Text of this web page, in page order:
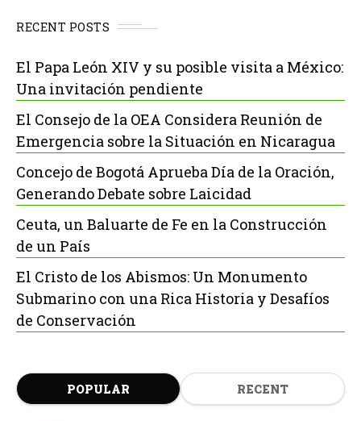
RECENT POSTS
El Papa León XIV y su posible visita a México:
Una invitación pendiente
El Consejo de la OEA Considera Reunión de
Emergencia sobre la Situación en Nicaragua
Concejo de Bogotá Aprueba Día de la Oración,
Generando Debate sobre Laicidad
Ceuta, un Baluarte de Fe en la Construcción
de un País
El Cristo de los Abismos: Un Monumento
Submarino con una Rica Historia y Desafíos
de Conservación
POPULAR RECENT